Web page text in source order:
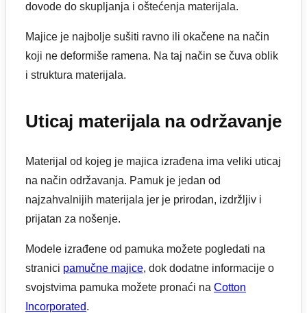
dovode do skupljanja i oštećenja materijala.
Majice je najbolje sušiti ravno ili okačene na način
koji ne deformiše ramena. Na taj način se čuva oblik
i struktura materijala.
Uticaj materijala na održavanje
Materijal od kojeg je majica izrađena ima veliki uticaj
na način održavanja. Pamuk je jedan od
najzahvalnijih materijala jer je prirodan, izdržljiv i
prijatan za nošenje.
Modele izrađene od pamuka možete pogledati na
stranici pamučne majice, dok dodatne informacije o
svojstvima pamuka možete pronaći na Cotton
Incorporated.